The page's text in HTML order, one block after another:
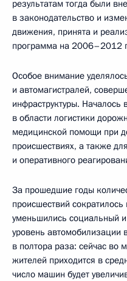
результатам тогда были
в законодательство и
движения, принята и
программа на 2006–2012
Особое внимание
и автомагистралей,
инфраструктуры. Началось
в области логистики
медицинской помощи при
происшествиях, а также
и оперативного
За прошедшие годы
происшествий
уменьшились социальный
уровень автомобилизации
в полтора раза: сейчас во
жителей приходится в
число машин будет